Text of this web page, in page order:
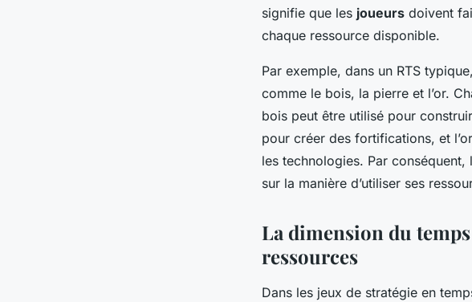
signifie que les joueurs doivent
chaque ressource disponible.
Par exemple, dans un RTS
comme le bois, la pierre et l’or.
bois peut être utilisé pour
pour créer des fortifications, et
les technologies. Par
sur la manière d’utiliser ses
La dimension du temps
ressources
Dans les jeux de stratégie en